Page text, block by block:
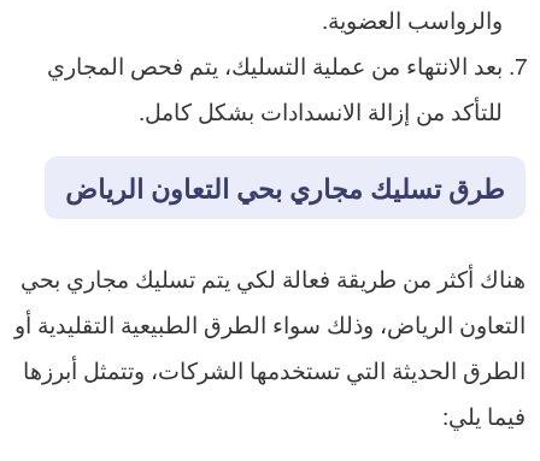
والرواسب العضوية.
بعد الانتهاء من عملية التسليك، يتم فحص المجاري
للتأكد من إزالة الانسدادات بشكل كامل.
طرق تسليك مجاري بحي التعاون الرياض
هناك أكثر من طريقة فعالة لكي يتم تسليك مجاري بحي
التعاون الرياض، وذلك سواء الطرق الطبيعية التقليدية أو
الطرق الحديثة التي تستخدمها الشركات، وتتمثل أبرزها
فيما يلي: